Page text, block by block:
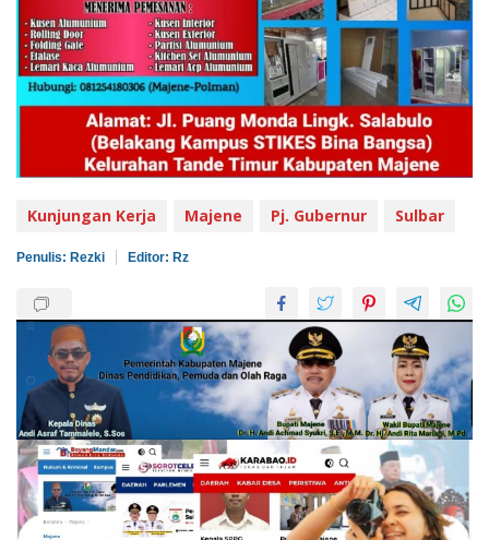
Kunjungan Kerja Majene Pj. Gubernur Sulbar
Penulis: Rezki Editor: Rz